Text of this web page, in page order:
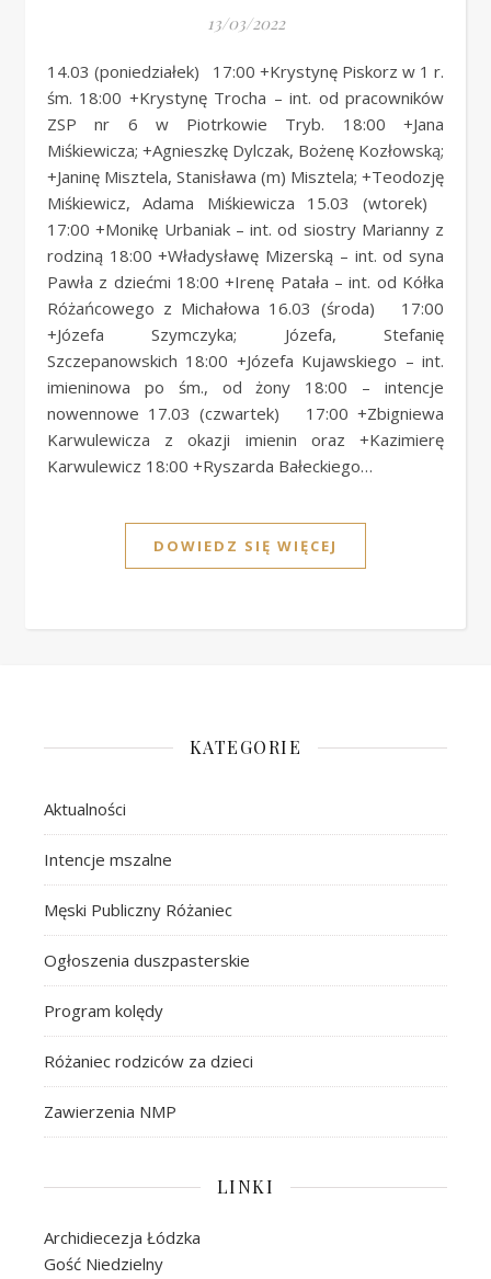
13/03/2022
14.03 (poniedziałek) 17:00 +Krystynę Piskorz w 1 r.
śm. 18:00 +Krystynę Trocha – int. od pracowników
ZSP nr 6 w Piotrkowie Tryb. 18:00 +Jana
Miśkiewicza; +Agnieszkę Dylczak, Bożenę Kozłowską;
+Janinę Misztela, Stanisława (m) Misztela; +Teodozję
Miśkiewicz, Adama Miśkiewicza 15.03 (wtorek)
17:00 +Monikę Urbaniak – int. od siostry Marianny z
rodziną 18:00 +Władysławę Mizerską – int. od syna
Pawła z dziećmi 18:00 +Irenę Patała – int. od Kółka
Różańcowego z Michałowa 16.03 (środa) 17:00
+Józefa Szymczyka; Józefa, Stefanię
Szczepanowskich 18:00 +Józefa Kujawskiego – int.
imieninowa po śm., od żony 18:00 – intencje
nowennowe 17.03 (czwartek) 17:00 +Zbigniewa
Karwulewicza z okazji imienin oraz +Kazimierę
Karwulewicz 18:00 +Ryszarda Bałeckiego…
DOWIEDZ SIĘ WIĘCEJ
KATEGORIE
Aktualności
Intencje mszalne
Męski Publiczny Różaniec
Ogłoszenia duszpasterskie
Program kolędy
Różaniec rodziców za dzieci
Zawierzenia NMP
LINKI
Archidiecezja Łódzka
Gość Niedzielny